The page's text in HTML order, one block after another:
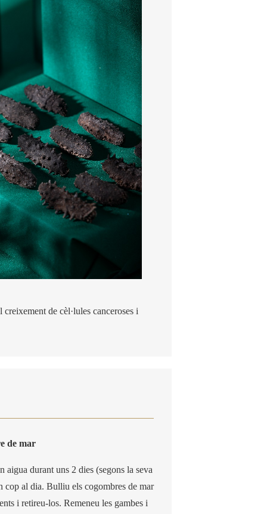
de cèl·lules canceroses i
de mar
aigua durant uns 2 dies (segons la seva
cop al dia. Bulliu els cogombres de mar
i retireu-los. Remeneu les gambes i